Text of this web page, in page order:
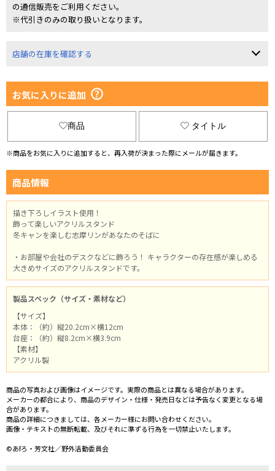
の通信販売をご利用ください。
※代引きのみの取り扱いとなります。
店舗の在庫を確認する
お気に入りに追加
商品 タイトル
※商品をお気に入りに追加すると、再入荷が決まった際にメールが届きます。
商品情報
描き下ろしイラスト使用！
飾って楽しいアクリルスタンド
冬キャンを楽しむ志摩リンがあなたのそばに
・お部屋や会社のデスクなどに飾ろう！ キャラクターの存在感が楽しめる
大きめサイズのアクリルスタンドです。
製品スペック（サイズ・素材など）
【サイズ】
本体：（約）縦20.2cm×横12cm
台座：（約）縦8.2cm×横3.9cm
【素材】
アクリル製
商品の写真および画像はイメージです。実際の商品とは異なる場合があります。
メーカーの都合により、商品のデザイン・仕様・発売日などは予告なく変更となる場
合があります。
商品の詳細につきましては、各メーカー様にお問い合わせください。
画像・テキストの無断転載、及びそれに準ずる行為を一切禁止いたします。
©あfろ・芳文社／野外活動委員会